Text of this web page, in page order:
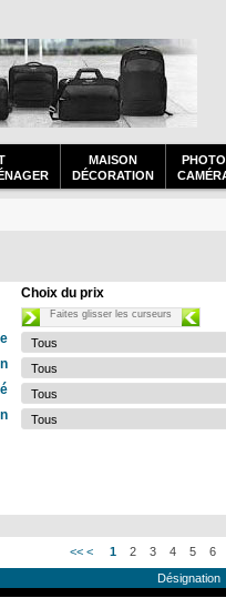
MAISON
DÉCORATION
PHOTO
Choix du prix
Faites glisser les curseurs
<< < 1 2 3 4 5 6
Désignation